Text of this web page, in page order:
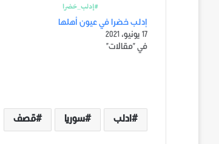
إدلب خضرا في عيون أهلها
17 يونيو، 2021
في "مقالات"
ادلب سوريا قصف